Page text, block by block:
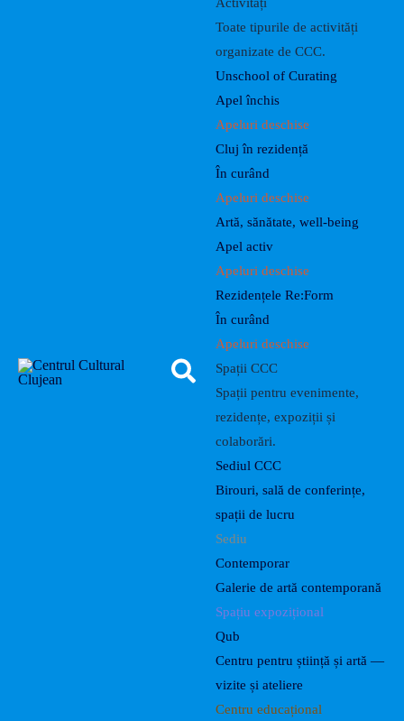
Toate tipurile de activități
organizate de CCC.
Unschool of Curating
Apel închis
Apeluri deschise
Cluj în rezidență
În curând
Apeluri deschise
Artă, sănătate, well-being
Apel activ
Apeluri deschise
Rezidențele Re:Form
În curând
Apeluri deschise
Spații CCC
Spații pentru evenimente,
rezidențe, expoziții și
colaborări.
Sediul CCC
Birouri, sală de conferințe,
spații de lucru
Sediu
Contemporar
Galerie de artă contemporană
Spațiu expozițional
Qub
Centru pentru știință și artă —
vizite și ateliere
Centru educațional